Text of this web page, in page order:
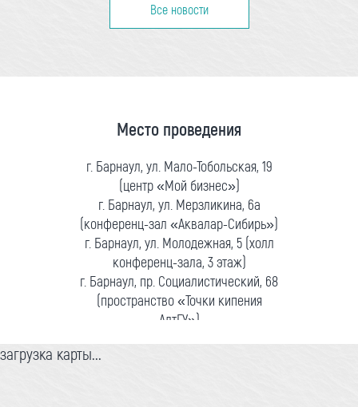
Все новости
Место проведения
г. Барнаул, ул. Мало-Тобольская, 19
(центр «Мой бизнес»)
г. Барнаул, ул. Мерзликина, 6а
(конференц-зал «Аквалар-Сибирь»)
г. Барнаул, ул. Молодежная, 5 (холл
конференц-зала, 3 этаж)
г. Барнаул, пр. Социалистический, 68
(пространство «Точки кипения
АлтГУ»)
загрузка карты...